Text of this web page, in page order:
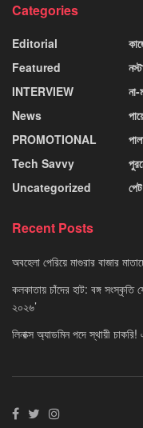
Categories
Editorial
Featured
INTERVIEW
News
PROMOTIONAL
Tech Savvy
Uncategorized
না-
Recent Posts
অবহেলা পেরিয়ে মাগুরার বাজার
কলকাতায় চাঁদের হাট: বঙ্গ সংস্কৃতি
২০২৬’
লিনাক্স অ্যাডমিন পদে স্থায়ী